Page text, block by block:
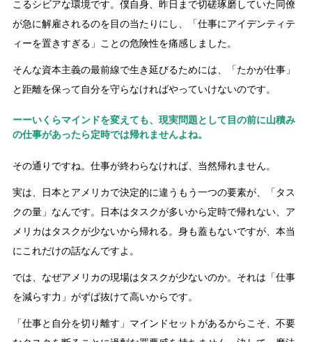
こるシビアな環境です。僕自身、昨日まで切磋琢磨していた同僚
が急に解雇されるのを目の当たりにし、「仕事にアイデンティテ
ィーを置きすぎる」ことの危険性を痛感しました。
そんな資本主義の最前線で生き延びるためには、「たかが仕事」
と距離を保って自分を守らなければやっていけないのです。
ーーいくらマインドを変えても、現実問題として目の前に山積み
の仕事があったら定時では帰れませんよね。
その通りですね。仕事が終わらなければ、当然帰れません。
実は、日本とアメリカで決定的に違うもう一つの要素が、「タス
クの量」なんです。日本はタスクが多いから定時で帰れない、ア
メリカはタスクが少ないから帰れる。身も蓋もないですが、本当
にこれだけの話なんですよ。
では、なぜアメリカの現場はタスクが少ないのか。それは「仕事
を減らす力」がずば抜けて高いからです。
「仕事と自分を切り離す」マインドセットがあるからこそ、不要